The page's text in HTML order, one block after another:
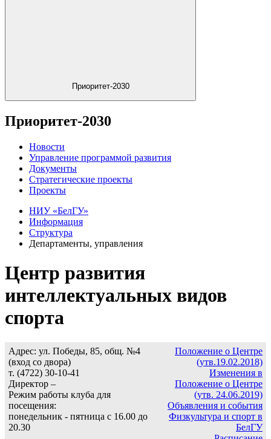
Приоритет-2030
Приоритет-2030
Новости
Управление программой развития
Документы
Стратегические проекты
Проекты
НИУ «БелГУ»
Информация
Структура
Департаменты, управления
Центр развития
интеллектуальных видов
спорта
Адрес: ул. Победы, 85, общ. №4
(вход со двора)
т. (4722) 30-10-41
Директор –
Режим работы клуба для
посещения:
понедельник - пятница с 16.00 до
20.30
Положение о Центре
(утв.19.02.2018)
Изменения в
Положение о Центре
(утв. 24.06.2019)
Объявления и события
Физкультура и спорт в
БелГУ